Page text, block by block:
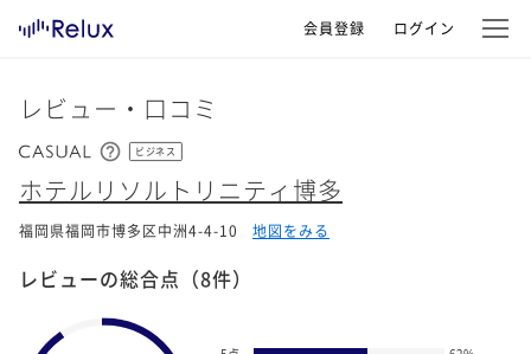
会員登録 ログイン
レビュー・口コミ
ビジネス
ホテルリソルトリニティ博多
福岡県福岡市博多区中洲4-4-10 地図をみる
レビューの総合点 （8件）